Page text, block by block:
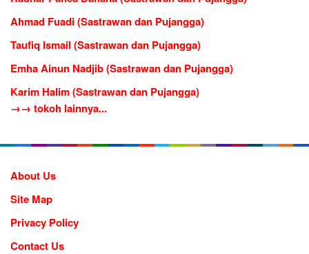
Ahmad Fuadi (Sastrawan dan Pujangga)
Taufiq Ismail (Sastrawan dan Pujangga)
Emha Ainun Nadjib (Sastrawan dan Pujangga)
Karim Halim (Sastrawan dan Pujangga)
→→ tokoh lainnya...
About Us
Site Map
Privacy Policy
Contact Us